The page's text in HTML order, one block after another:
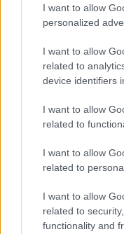
I want to allow
personalized
I want to allow
related to
device identifiers
I want to allow
related to
I want to allow
related to
I want to allow
related to
functionality and
„Lando és Oscar